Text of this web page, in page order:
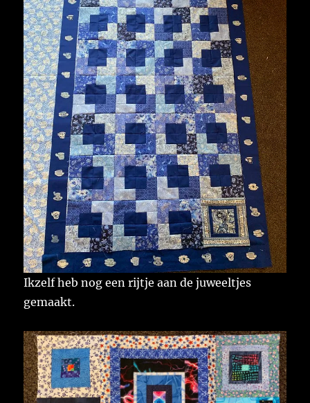
Ikzelf heb nog een rijtje aan de juweeltjes
gemaakt.